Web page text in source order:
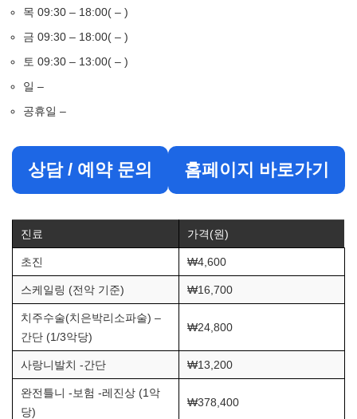
목 09:30 – 18:00( – )
금 09:30 – 18:00( – )
토 09:30 – 13:00( – )
일 –
공휴일 –
상담 / 예약 문의 홈페이지 바로가기
진료 가격(원)
초진 ₩4,600
스케일링 (전악 기준) ₩16,700
치주수술(치은박리소파술) –
간단 (1/3악당)
₩24,800
사랑니발치 -간단 ₩13,200
완전틀니 -보험 -레진상 (1악
당)
₩378,400